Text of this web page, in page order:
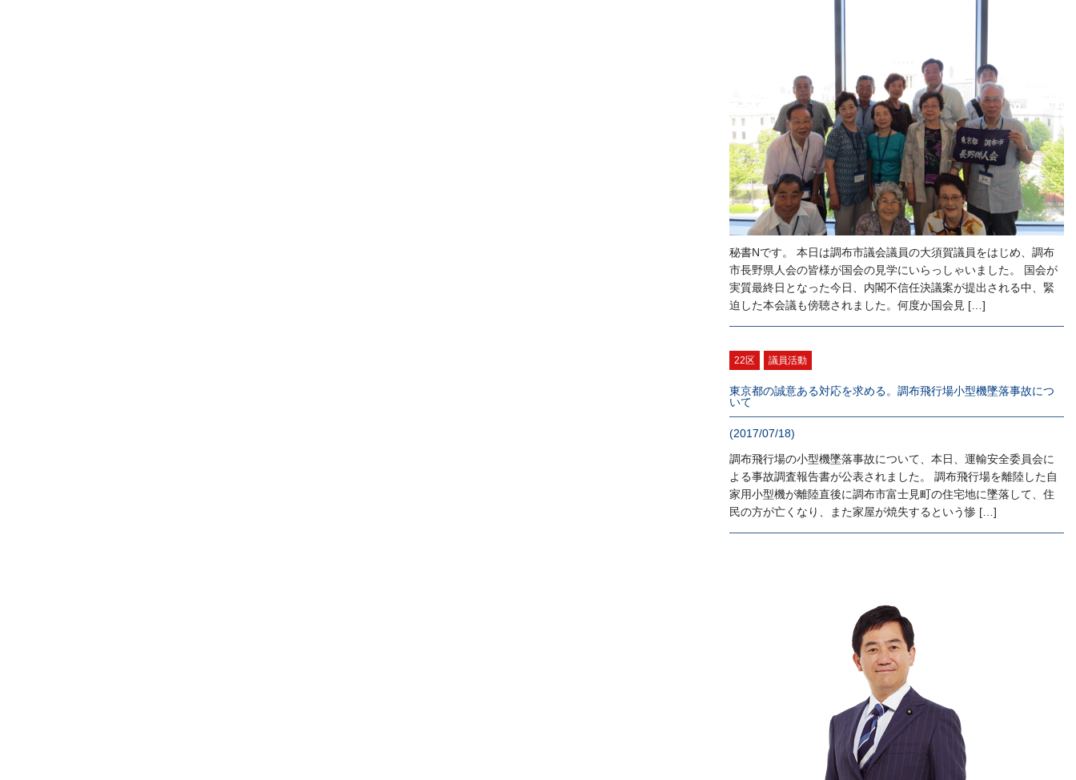
秘書Nです。 本日は調布市議会議員の大須賀議員をはじめ、調布
市長野県人会の皆様が国会の見学にいらっしゃいました。 国会が
実質最終日となった今日、内閣不信任決議案が提出される中、緊
迫した本会議も傍聴されました。何度か国会見 […]
22区 議員活動
東京都の誠意ある対応を求める。調布飛行場小型機墜落事故につ
いて
(2017/07/18)
調布飛行場の小型機墜落事故について、本日、運輸安全委員会に
よる事故調査報告書が公表されました。 調布飛行場を離陸した自
家用小型機が離陸直後に調布市富士見町の住宅地に墜落して、住
民の方が亡くなり、また家屋が焼失するという惨 […]